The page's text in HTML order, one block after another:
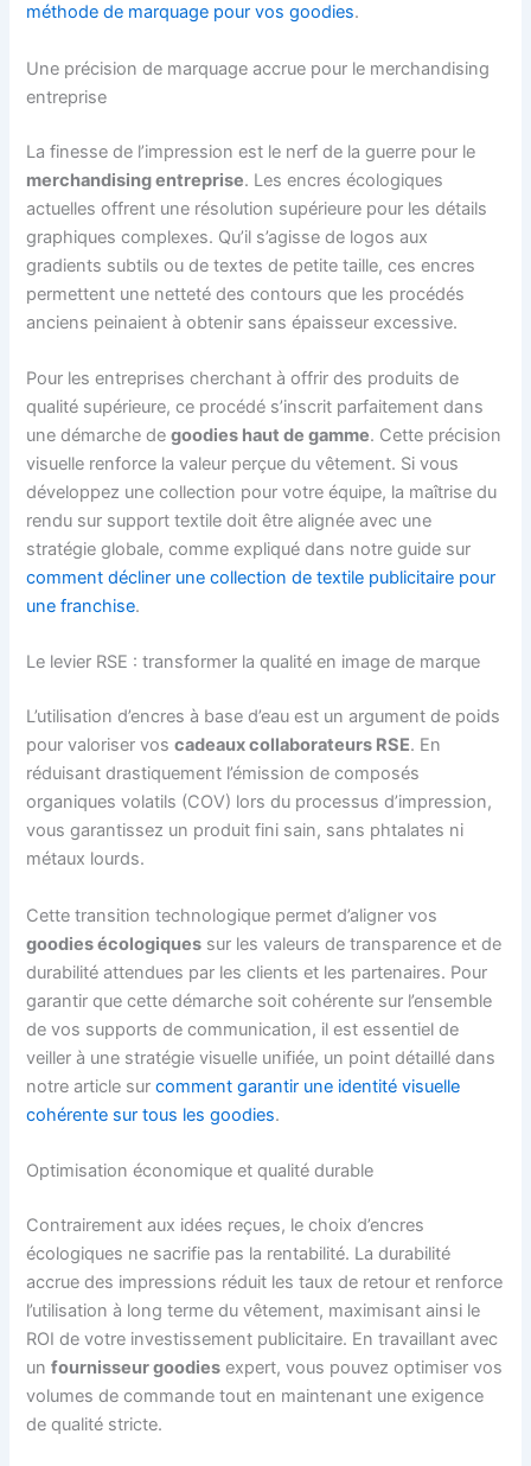
méthode de marquage pour vos goodies.
Une précision de marquage accrue pour le merchandising
entreprise
La finesse de l’impression est le nerf de la guerre pour le
merchandising entreprise. Les encres écologiques
actuelles offrent une résolution supérieure pour les détails
graphiques complexes. Qu’il s’agisse de logos aux
gradients subtils ou de textes de petite taille, ces encres
permettent une netteté des contours que les procédés
anciens peinaient à obtenir sans épaisseur excessive.
Pour les entreprises cherchant à offrir des produits de
qualité supérieure, ce procédé s’inscrit parfaitement dans
une démarche degoodies haut de gamme. Cette précision
visuelle renforce la valeur perçue du vêtement. Si vous
développez une collection pour votre équipe, la maîtrise du
rendu sur support textile doit être alignée avec une
stratégie globale, comme expliqué dans notre guide sur
comment décliner une collection de textile publicitaire pour
une franchise.
Le levier RSE : transformer la qualité en image de marque
L’utilisation d’encres à base d’eau est un argument de poids
pour valoriser voscadeaux collaborateurs RSE. En
réduisant drastiquement l’émission de composés
organiques volatils (COV) lors du processus d’impression,
vous garantissez un produit fini sain, sans phtalates ni
métaux lourds.
Cette transition technologique permet d’aligner vos
goodies écologiques sur les valeurs de transparence et de
durabilité attendues par les clients et les partenaires. Pour
garantir que cette démarche soit cohérente sur l’ensemble
de vos supports de communication, il est essentiel de
veiller à une stratégie visuelle unifiée, un point détaillé dans
notre article surcomment garantir une identité visuelle
cohérente sur tous les goodies.
Optimisation économique et qualité durable
Contrairement aux idées reçues, le choix d’encres
écologiques ne sacrifie pas la rentabilité. La durabilité
accrue des impressions réduit les taux de retour et renforce
l’utilisation à long terme du vêtement, maximisant ainsi le
ROI de votre investissement publicitaire. En travaillant avec
unfournisseur goodies expert, vous pouvez optimiser vos
volumes de commande tout en maintenant une exigence
de qualité stricte.